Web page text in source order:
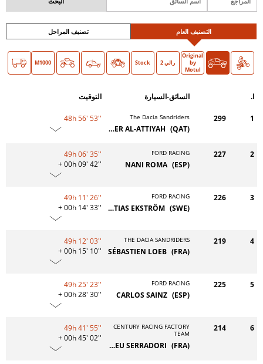
التصنيف العام تصنيف المراحل
دراجة سيارات
Original
by
Motul
O > رالي 2 Stock
Classic
M1000
ا. السائق-السيارة التوقيت
1
299
The Dacia Sandriders
(QAT)
NASSER AL-ATTIYAH
48h 56' 53''
2
227
FORD RACING
(ESP)
NANI ROMA
49h 06' 35''
+ 00h 09' 42''
3
226
FORD RACING
(SWE)
MATTIAS EKSTRÖM
49h 11' 26''
+ 00h 14' 33''
4
219
THE DACIA SANDRIDERS
(FRA)
SÉBASTIEN LOEB
49h 12' 03''
+ 00h 15' 10''
5
225
FORD RACING
(ESP)
CARLOS SAINZ
49h 25' 23''
+ 00h 28' 30''
6
214
CENTURY RACING FACTORY
TEAM
(FRA)
MATHIEU SERRADORI
49h 41' 55''
+ 00h 45' 02''